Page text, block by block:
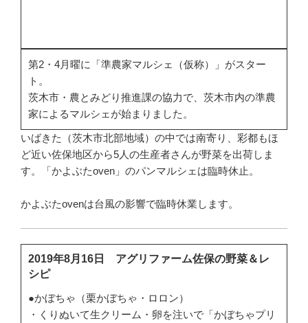
第2・4月曜に「準農家マルシェ（仮称）」がスター
ト。
茨木市・農とみどり推進課の協力で、茨木市内の準農
家によるマルシェが始まりました。
いばきた（茨木市北部地域）の中では南寄り、彩都もほ
ど近い佐保地区から5人の生産者さんが野菜を出荷しま
す。「かよぶたoven」のパンマルシェは臨時休止。
かよぶたovenは台風の影響で臨時休業します。
2019年8月16日 アグリファーム佐保の野菜＆レ
シピ
●かぼちゃ（栗かぼちゃ・ロロン）
・くりぬいて生クリーム・卵を注いで「かぼちゃプリ